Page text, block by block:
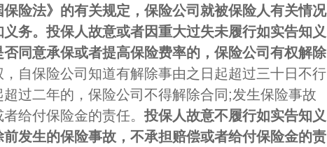
险法》的有关规定，保险公司就被保险人有关情况
务。投保人故意或者因重大过失未履行如实告知义
同意承保或者提高保险费率的，保险公司有权解除
自保险公司知道有解除事由之日起超过三十日不行
过二年的，保险公司不得解除合同;发生保险事故
给付保险金的责任。 投保人故意不履行如实告知义
发生的保险事故，不承担赔偿或者给付保险金的责